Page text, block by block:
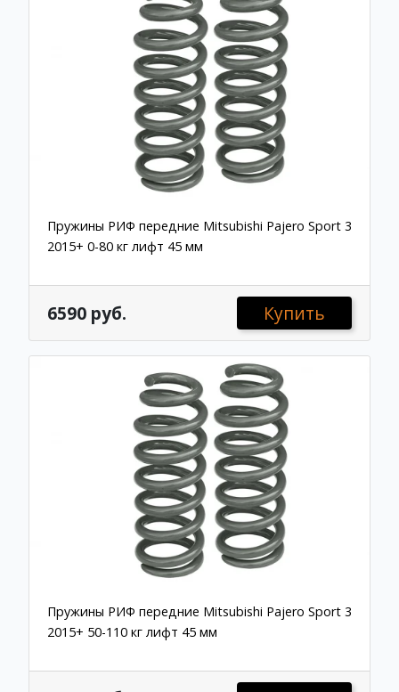
Пружины РИФ передние Mitsubishi Pajero Sport 3
2015+ 0-80 кг лифт 45 мм
6590 руб. Купить
Пружины РИФ передние Mitsubishi Pajero Sport 3
2015+ 50-110 кг лифт 45 мм